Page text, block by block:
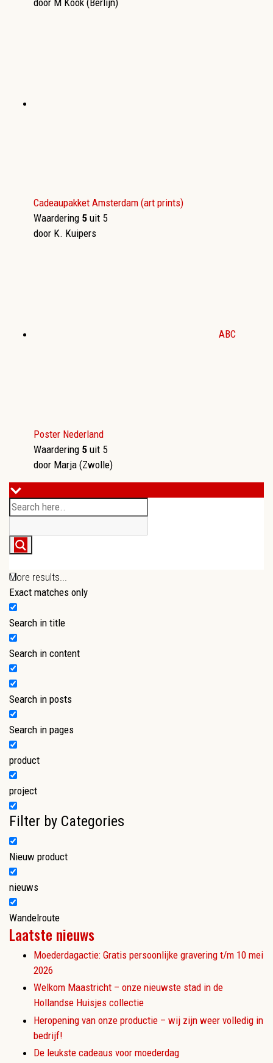
door M Kook (Berlijn)
Cadeaupakket Amsterdam (art prints)
Waardering 5 uit 5
door K. Kuipers
ABC
Poster Nederland
Waardering 5 uit 5
door Marja (Zwolle)
More results...
Exact matches only
Search in title
Search in content
Search in posts
Search in pages
product
project
Filter by Categories
Nieuw product
nieuws
Wandelroute
Laatste nieuws
Moederdagactie: Gratis persoonlijke gravering t/m 10 mei
2026
Welkom Maastricht – onze nieuwste stad in de
Hollandse Huisjes collectie
Heropening van onze productie – wij zijn weer volledig in
bedrijf!
De leukste cadeaus voor moederdag